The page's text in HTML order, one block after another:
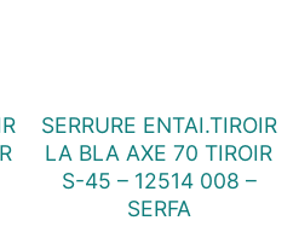
SERRURE ENTAI.TIROIR
LA BLA AXE 70 TIROIR
S-45 – 12514 008 –
SERFA